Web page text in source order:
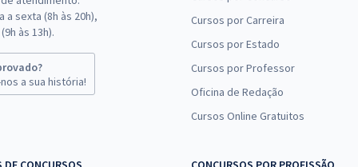
de olho nas oportunidades previstas. Acesse a nossa página de
a sexta (8h às 20h),
às 13h).
a sua história!
Cursos por Carreira
Cursos por Estado
Cursos por Professor
Oficina de Redação
Cursos Online Gratuitos